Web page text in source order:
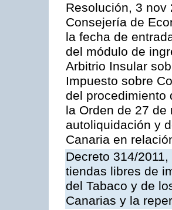
Resolución, 3 nov
Consejería de
la fecha de
del módulo de
Arbitrio Insular
Impuesto sobre
del procedimiento
la Orden de 27 de
autoliquidación y
Canaria en
Decreto 314/
tiendas libres de
del Tabaco y de
Canarias y la